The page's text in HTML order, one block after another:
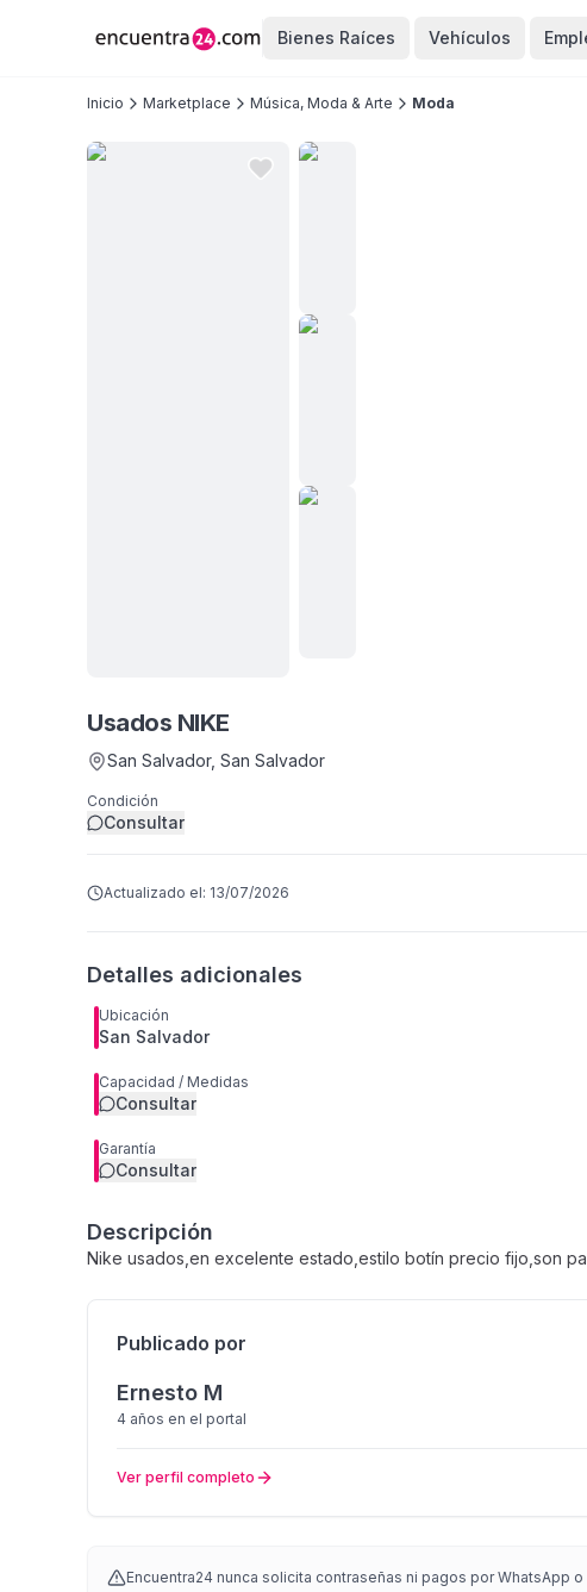
Bienes Raíces Vehículos
Inicio Marketplace Música, Moda & Arte Moda
Usados NIKE
San Salvador, San Salvador
Condición
Consultar
Actualizado el: 13/07/2026
Detalles adicionales
Ubicación
San Salvador
Capacidad / Medidas
Consultar
Garantía
Consultar
Descripción
Nike usados,en excelente estado,estilo botín precio fijo,son
Publicado por
Ernesto M
4 años en el portal
Ver perfil completo
Encuentra24 nunca solicita contraseñas ni pagos por